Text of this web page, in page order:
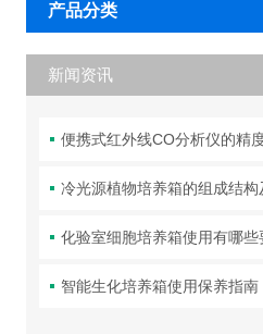
产品分类
新闻资讯
便携式红外线CO分析仪的精
冷光源植物培养箱的组成结
化验室细胞培养箱使用有哪
智能生化培养箱使用保养指南